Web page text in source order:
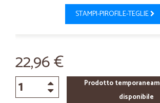
STAMPI-PIROFILE-TEGLIE
22,96 €
Prodotto
disponibile